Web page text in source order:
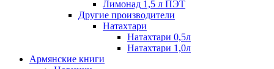
Лимонад 1,5 л ПЭТ
Другие производители
Натахтари
Натахтари 0,5л
Натахтари 1,0л
Армянские книги